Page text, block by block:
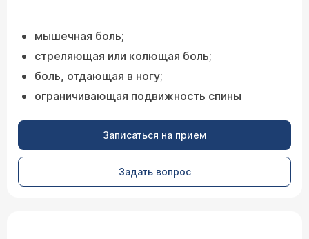
мышечная боль;
стреляющая или колющая боль;
боль, отдающая в ногу;
ограничивающая подвижность спины
Записаться на прием
Задать вопрос